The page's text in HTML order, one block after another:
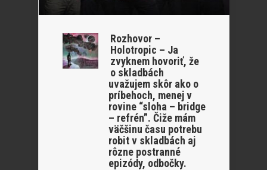
Rozhovor –
Holotropic – Ja
zvyknem hovoriť, že
o skladbách
uvažujem skôr ako o
príbehoch, menej v
rovine “sloha – bridge
– refrén”. Čiže mám
väčšinu času potrebu
robit v skladbách aj
rôzne postranné
epizódy, odbočky.